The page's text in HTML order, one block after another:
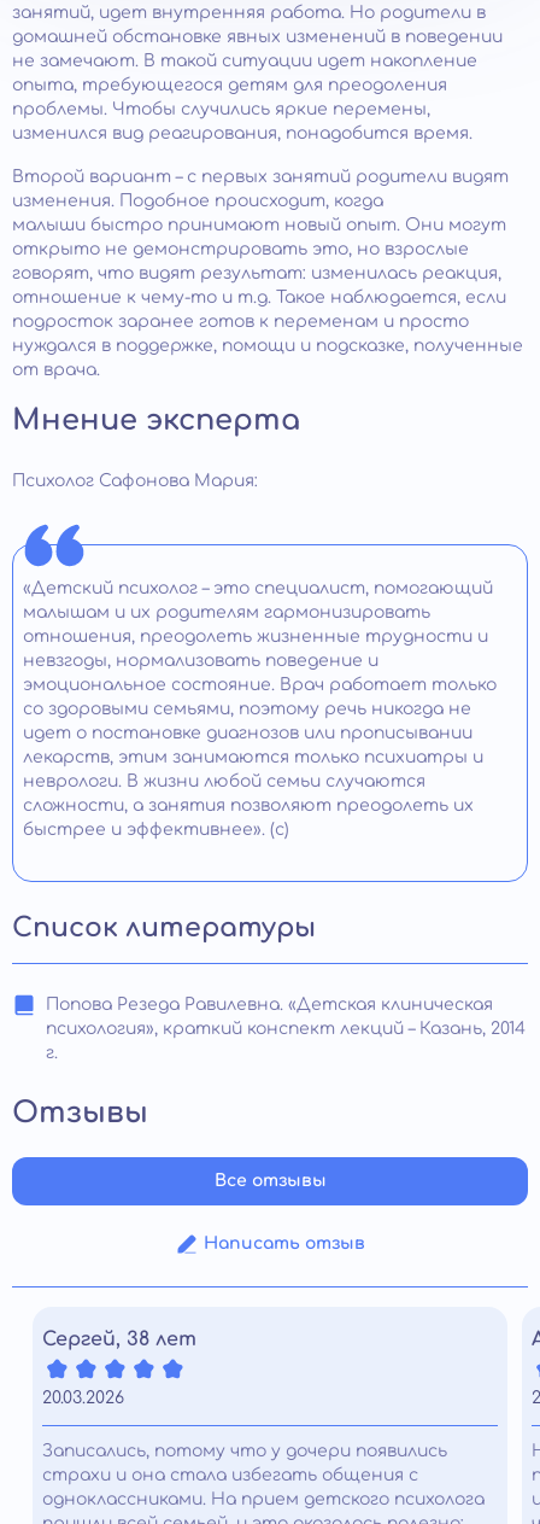
занятий, идет внутренняя работа. Но родители в
домашней обстановке явных изменений в поведении
не замечают. В такой ситуации идет накопление
опыта, требующегося детям для преодоления
проблемы. Чтобы случились яркие перемены,
изменился вид реагирования, понадобится время.
Второй вариант – с первых занятий родители видят
изменения. Подобное происходит, когда
малыши быстро принимают новый опыт. Они могут
открыто не демонстрировать это, но взрослые
говорят, что видят результат: изменилась реакция,
отношение к чему-то и т.д. Такое наблюдается, если
подросток заранее готов к переменам и просто
нуждался в поддержке, помощи и подсказке, полученные
от врача.
Мнение эксперта
Психолог Сафонова Мария:
«Детский психолог – это специалист, помогающий
малышам и их родителям гармонизировать
отношения, преодолеть жизненные трудности и
невзгоды, нормализовать поведение и
эмоциональное состояние. Врач работает только
со здоровыми семьями, поэтому речь никогда не
идет о постановке диагнозов или прописывании
лекарств, этим занимаются только психиатры и
неврологи. В жизни любой семьи случаются
сложности, а занятия позволяют преодолеть их
быстрее и эффективнее». (с)
Список литературы
Попова Резеда Равилевна. «Детская клиническая
психология», краткий конспект лекций – Казань, 2014
г.
Отзывы
Написать отзыв
Все отзывы
Сергей, 38 лет
20.03.2026
Записались, потому что у дочери появились
страхи и она стала избегать общения с
одноклассниками. На прием детского психолога